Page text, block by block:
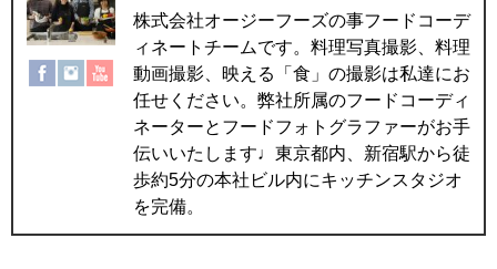
株式会社オージーフーズの事フードコーデ
ィネートチームです。料理写真撮影、料理
動画撮影、映える「食」の撮影は私達にお
任せください。弊社所属のフードコーディ
ネーターとフードフォトグラファーがお手
伝いいたします♩東京都内、新宿駅から徒
歩約5分の本社ビル内にキッチンスタジオ
を完備。